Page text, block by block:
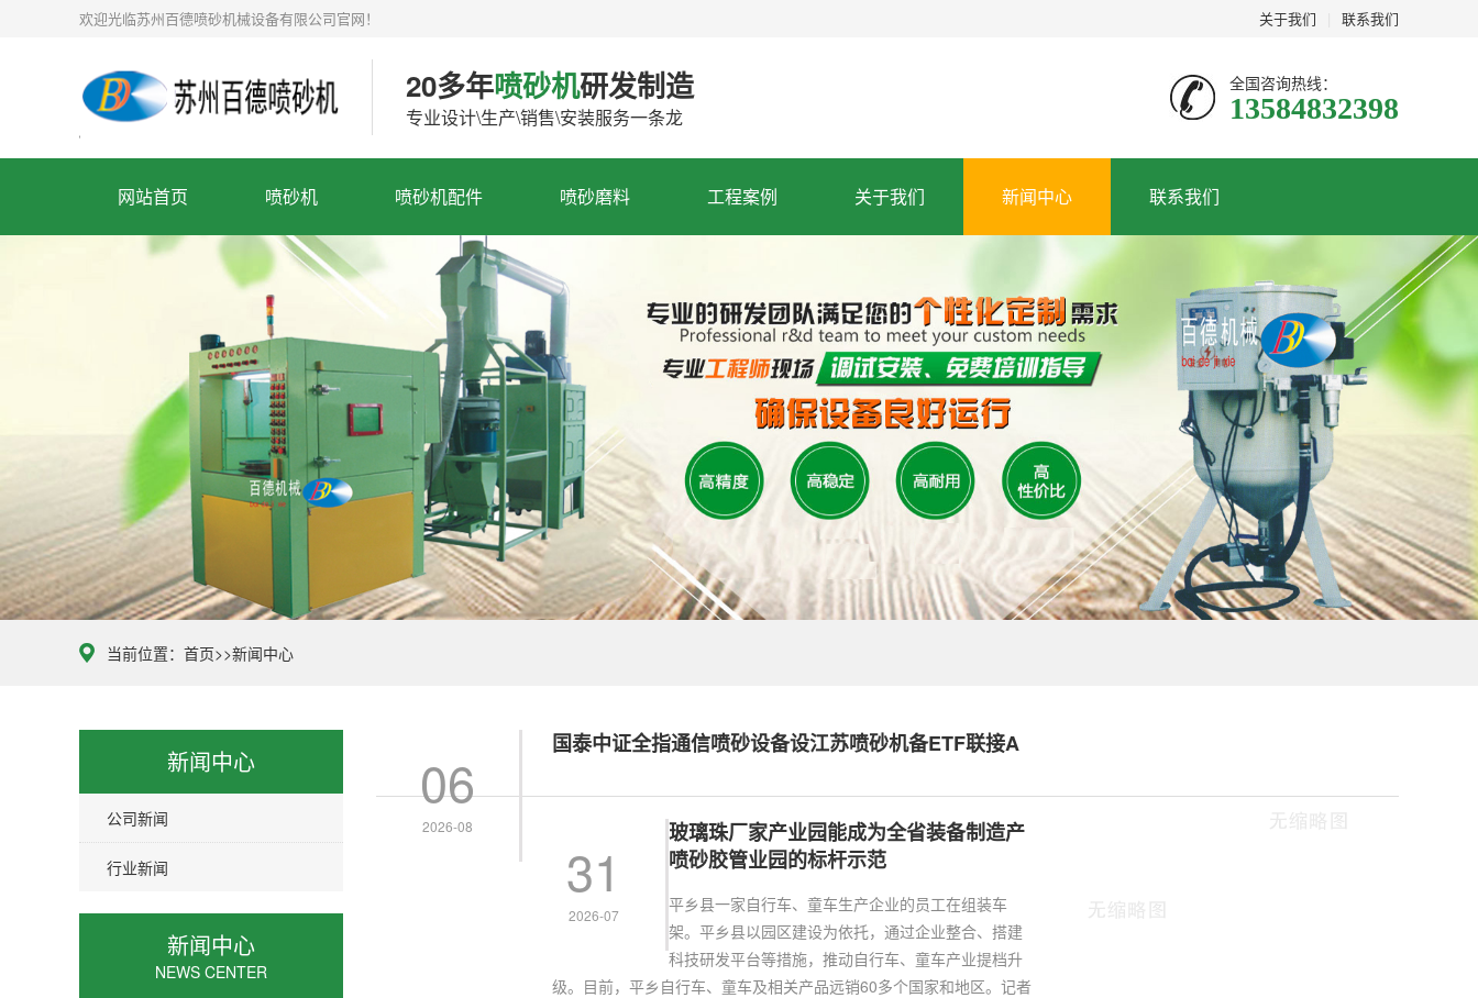
关于我们 联系我们
欢迎光临苏州百德喷砂机械设备有限公司官网！
20多年喷砂机研发制造
专业设计\生产\销售\安装服务一条龙
全国咨询热线：
13584832398
网站首页 喷砂机 喷砂机配件 喷砂磨料 工程案例 关于我们 新闻中心 联系我们
当前位置： 首页>>新闻中心
新闻中心
公司新闻
行业新闻
新闻中心
NEWS CENTER
06
2026-08
国泰中证全指通信喷砂设备设江苏喷砂机备ETF联接A
31
2026-07
玻璃珠厂家产业园能成为全省装备制造产
喷砂胶管业园的标杆示范
平乡县一家自行车、童车生产企业的员工在组装车
架。平乡县以园区建设为依托，通过企业整合、搭建
科技研发平台等措施，推动自行车、童车产业提档升
级。目前，平乡自行车、童车及相关产品远销60多个国家和地区。记者